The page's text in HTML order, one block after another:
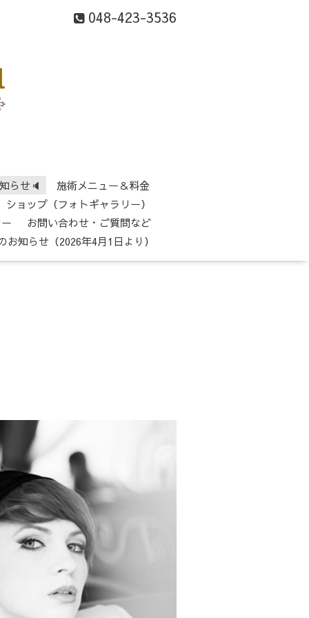
048-423-3536
らせ🔈
施術メニュー＆料金
ショップ（フォトギャラリー）
お問い合わせ・ご質問など
お知らせ（2026年4月1日より）